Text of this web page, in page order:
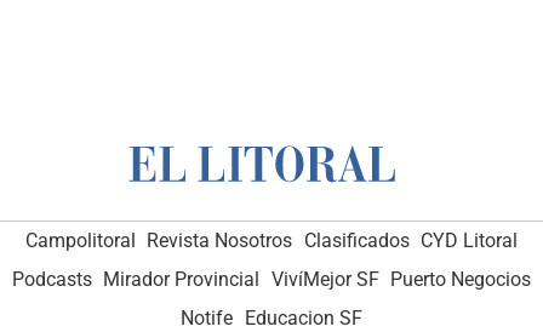
Campolitoral Revista Nosotros Clasificados CYD Litoral
Podcasts Mirador Provincial VivíMejor SF Puerto Negocios
Notife Educacion SF